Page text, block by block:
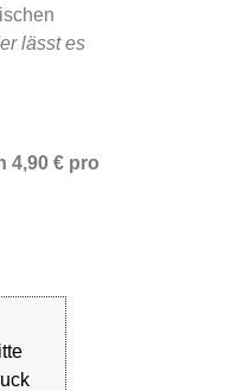
lässt es
4,90 € pro